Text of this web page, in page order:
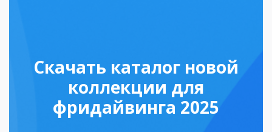
Скачать каталог новой
коллекции для
фридайвинга 2025